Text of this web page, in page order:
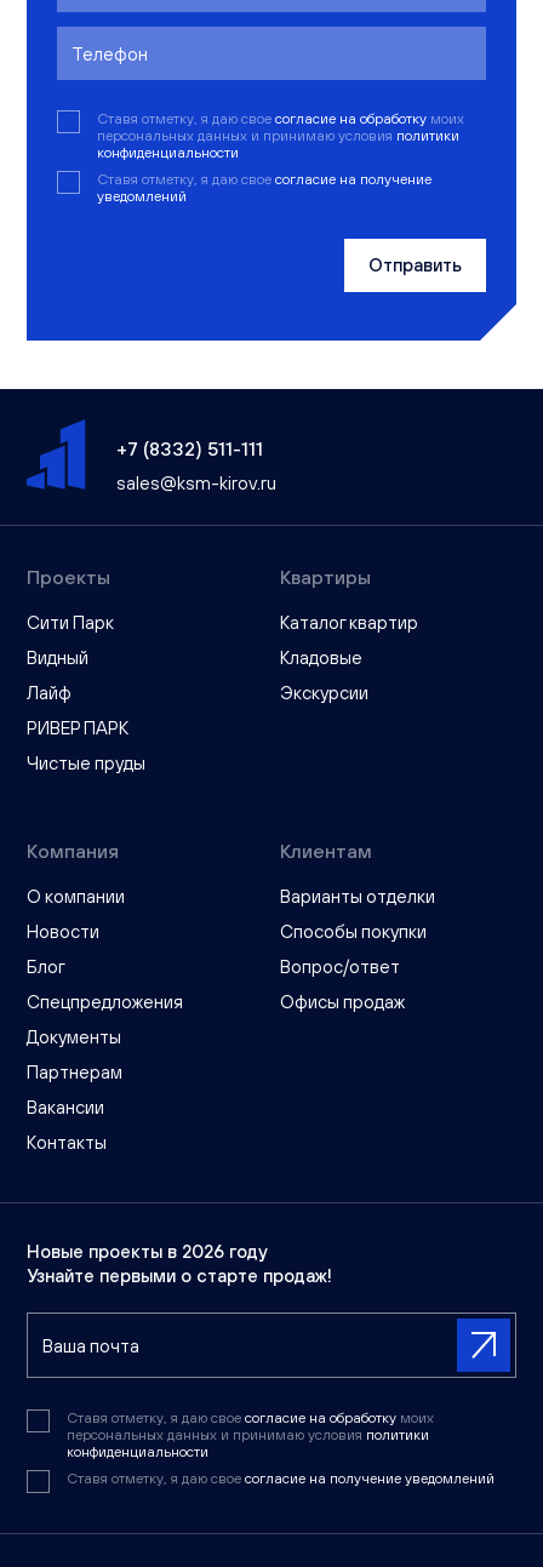
Ставя отметку, я даю свое согласие на обработку моих
персональных данных и принимаю условия политики
конфиденциальности
Ставя отметку, я даю свое согласие на получение
уведомлений
Отправить
+7 (8332) 511-111
sales@ksm-kirov.ru
Проекты
Сити Парк
Видный
Лайф
РИВЕР ПАРК
Чистые пруды
Квартиры
Каталог квартир
Кладовые
Экскурсии
Компания
О компании
Новости
Блог
Спецпредложения
Документы
Партнерам
Вакансии
Контакты
Клиентам
Варианты отделки
Способы покупки
Вопрос/ответ
Офисы продаж
Новые проекты в 2026 году
Узнайте первыми о старте продаж!
Ставя отметку, я даю свое согласие на обработку моих
персональных данных и принимаю условия политики
конфиденциальности
Ставя отметку, я даю свое согласие на получение уведомлений